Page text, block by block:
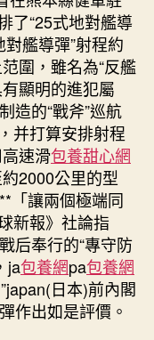
了“25式地對艦導
對艦導彈”射程約
圍，雖名為“反艦
顯明的進犯屬
造的“戰斧”巡航
并打算安排射程
速滑包養甜心網
2000公里的型
「讓兩個極端同
新報》社論指
后奉行的“專守防
ja包養網pa包養網
日本)前內閣
作出如是評價。